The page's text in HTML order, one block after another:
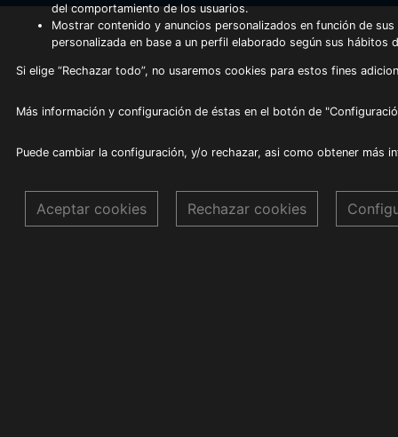
del comportamiento de los usuarios.
Mostrar contenido y anuncios personalizados en función de
personalizada en base a un perfil elaborado según sus hábitos
Si elige “Rechazar todo”, no usaremos cookies para estos fines
Más información y configuración de éstas en el botón de
Puede cambiar la configuración, y/o rechazar, asi como obtener más
Aceptar cookies Rechazar cookies